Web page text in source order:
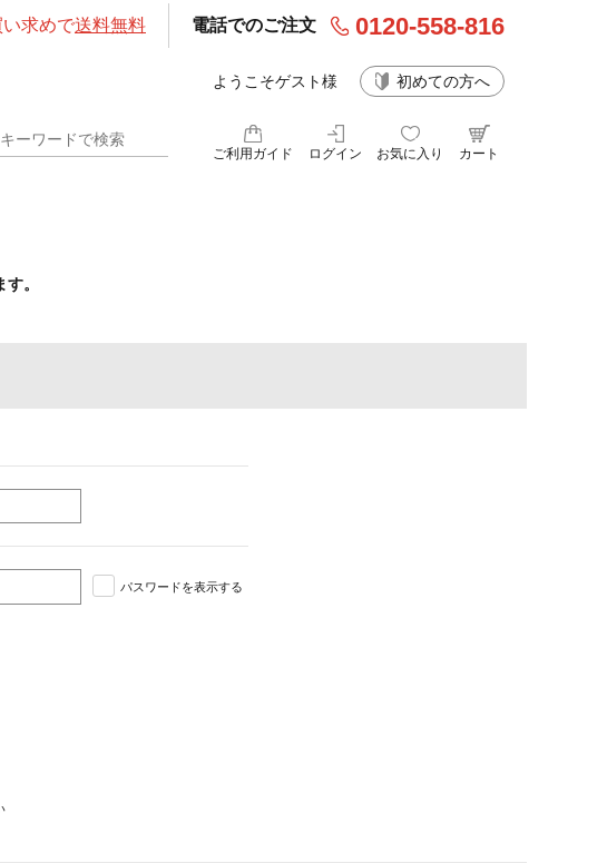
い求めで送料無料 電話でのご注文 0120-558-816
ようこそゲスト様 初めての方へ
ご利用ガイド ログイン お気に入り カート
。
パスワードを表示する